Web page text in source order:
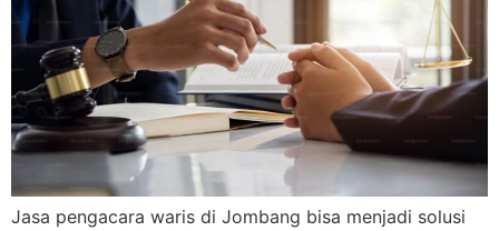
Jasa pengacara waris di Jombang bisa menjadi solusi